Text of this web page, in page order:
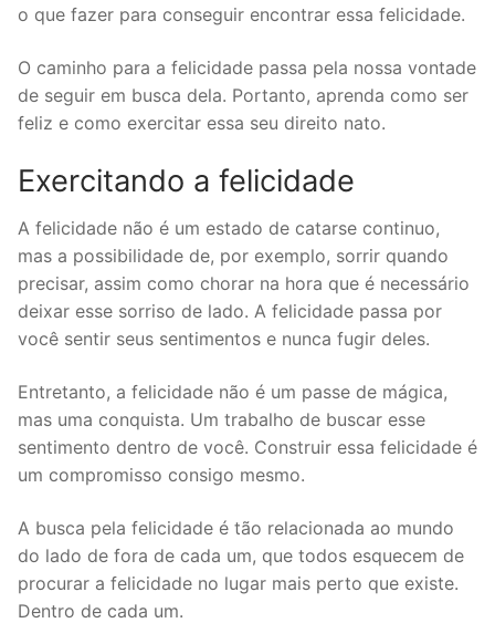
o que fazer para conseguir encontrar essa felicidade.
O caminho para a felicidade passa pela nossa vontade
de seguir em busca dela. Portanto, aprenda como ser
feliz e como exercitar essa seu direito nato.
Exercitando a felicidade
A felicidade não é um estado de catarse continuo,
mas a possibilidade de, por exemplo, sorrir quando
precisar, assim como chorar na hora que é necessário
deixar esse sorriso de lado. A felicidade passa por
você sentir seus sentimentos e nunca fugir deles.
Entretanto, a felicidade não é um passe de mágica,
mas uma conquista. Um trabalho de buscar esse
sentimento dentro de você. Construir essa felicidade é
um compromisso consigo mesmo.
A busca pela felicidade é tão relacionada ao mundo
do lado de fora de cada um, que todos esquecem de
procurar a felicidade no lugar mais perto que existe.
Dentro de cada um.